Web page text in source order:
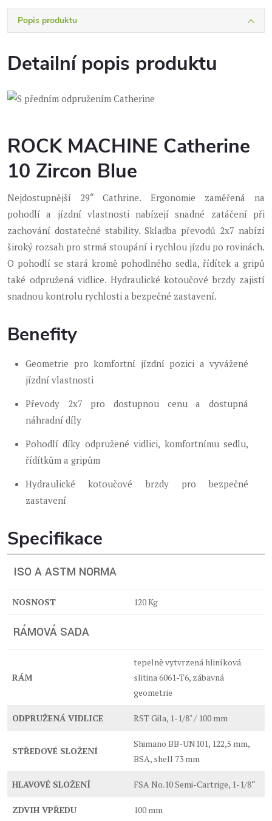
Popis produktu
Detailní popis produktu
ROCK MACHINE Catherine
10 Zircon Blue
Nejdostupnější 29“ Cathrine. Ergonomie zaměřená na
pohodlí a jízdní vlastnosti nabízejí snadné zatáčení při
zachování dostatečné stability. Skladba převodů 2x7 nabízí
široký rozsah pro strmá stoupání i rychlou jízdu po rovinách.
O pohodlí se stará kromě pohodlného sedla, řídítek a gripů
také odpružená vidlice. Hydraulické kotoučové brzdy zajistí
snadnou kontrolu rychlosti a bezpečné zastavení.
Benefity
Geometrie pro komfortní jízdní pozici a vyvážené
jízdní vlastnosti
Převody 2x7 pro dostupnou cenu a dostupná
náhradní díly
Pohodlí díky odpružené vidlici, komfortnímu sedlu,
řídítkům a gripům
Hydraulické kotoučové brzdy pro bezpečné
zastavení
Specifikace
ISO A ASTM NORMA
NOSNOST 120 Kg
RÁMOVÁ SADA
RÁM
tepelně vytvrzená hliníková
slitina 6061-T6, zábavná
geometrie
ODPRUŽENÁ VIDLICE RST Gila, 1-1/8" / 100 mm
STŘEDOVÉ SLOŽENÍ
Shimano BB-UN101, 122,5 mm,
BSA, shell 73 mm
HLAVOVÉ SLOŽENÍ FSA No.10 Semi-Cartrige, 1-1/8“
ZDVIH VPŘEDU 100 mm